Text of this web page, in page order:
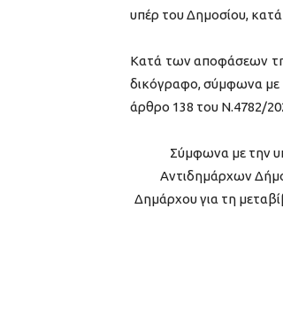
υπέρ του Δημοσίου,
Κατά των αποφάσεων
δικόγραφο, σύμφωνα με
άρθρο 138 του Ν.4782/
Σύμφωνα με την
Αντιδημάρχων
Δημάρχου για τη